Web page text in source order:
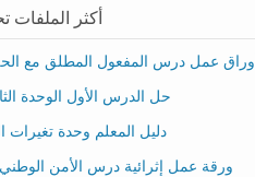
أكثر الملفات
أوراق عمل درس المفعول المطلق مع
حل الدرس الأول الوحدة
دليل المعلم وحدة تغيرات
ورقة عمل إثرائية درس الأمن